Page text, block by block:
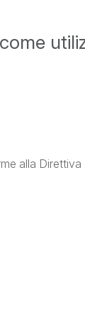
alla Direttiva